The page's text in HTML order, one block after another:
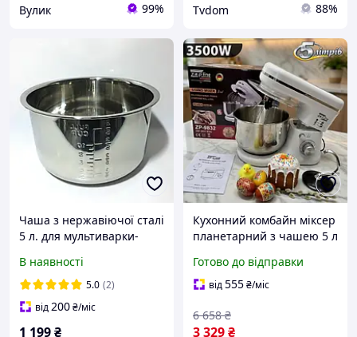
Вулик 99% Tvdom 88%
Чаша з нержавіючої сталі
5 л. для мультиварки-
CE500E32, CE501132,
CE502832, CE503132
В наявності
5.0 (2)
від200₴/міс
1 199₴
Кухонний комбайн міксер
планетарний з чашею 5 л
тестоміс із гаком для
замішування крутого
Готово до відправки
від555₴/міс
3 329₴
6 658 ₴